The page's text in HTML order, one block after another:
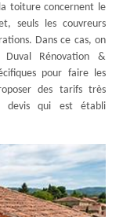
toiture concernent le
seuls les couvreurs
Dans ce cas, on
Rénovation &
pour faire les
des tarifs très
devis qui est établi